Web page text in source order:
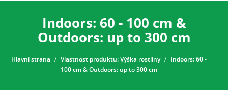
Indoors: 60 - 100 cm &
Outdoors: up to 300 cm
Hlavní strana Vlastnost produktu: Výška rostliny
Indoors: 60 -
100 cm & Outdoors: up to 300 cm